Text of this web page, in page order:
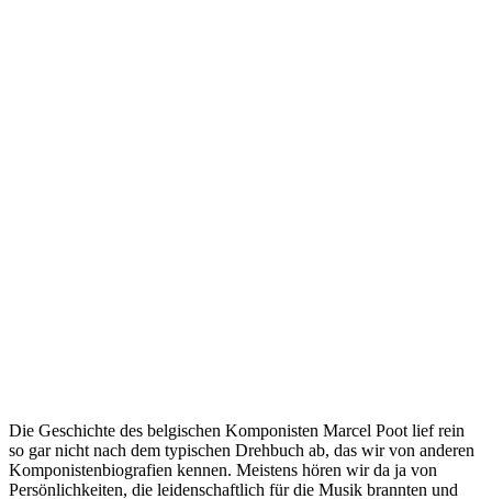
Die Geschichte des belgischen Komponisten Marcel Poot lief rein
so gar nicht nach dem typischen Drehbuch ab, das wir von anderen
Komponistenbiografien kennen. Meistens hören wir da ja von
Persönlichkeiten, die leidenschaftlich für die Musik brannten und